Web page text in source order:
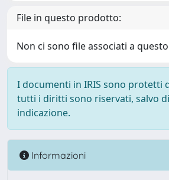
File in questo prodotto:
Non ci sono file associati a
I documenti in IRIS sono protetti
tutti i diritti sono riservati, salvo
indicazione.
Informazioni